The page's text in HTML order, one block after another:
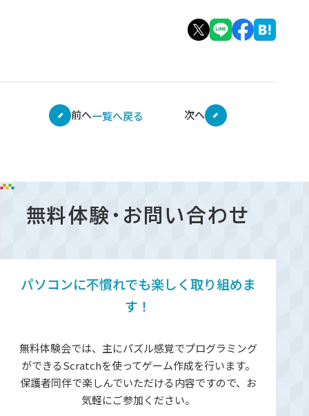
前へ一覧へ戻る 次へ
無料体験・お問い合わせ
パソコンに不慣れでも楽しく取り組めま
す！
無料体験会では、主にパズル感覚でプログラミング
ができるScratchを使ってゲーム作成を行います。
保護者同伴で楽しんでいただける内容ですので、お
気軽にご参加ください。